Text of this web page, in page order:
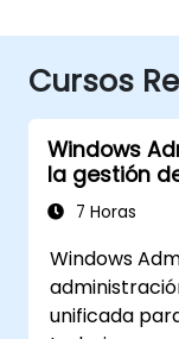
Cursos
Windows
la gestión
7 Horas
Windows
unificada